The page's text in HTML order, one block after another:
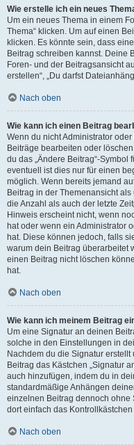
Wie erstelle ich ein neues
Um ein neues Thema in einem
Thema“ klicken. Um auf einen
klicken. Es könnte sein, dass
Beitrag schreiben kannst. Deine
Foren- und der Beitragsansicht
erstellen“, „Du darfst
Nach oben
Wie kann ich einen Beitrag
Wenn du nicht Administrator
Beiträge bearbeiten oder
du das „Ändere Beitrag“-
eventuell ist dies nur für einen
möglich. Wenn bereits jemand
Beitrag in der Themenansicht
die Anzahl als auch der letzte
Hinweis erscheint nicht, wenn
hat oder wenn ein Administrator
hat. Diese können jedoch, falls
warum dein Beitrag überarbeitet
einen Beitrag nicht löschen
hat.
Nach oben
Wie kann ich meinem Beitrag
Um eine Signatur an deinen
solche in den Einstellungen in
Nachdem du die Signatur
Beitrag das Kästchen „Signatur
auch hinzufügen, indem du in
standardmäßige Anhängen
einzelnen Beitrag dennoch ohne
dort einfach das
Nach oben